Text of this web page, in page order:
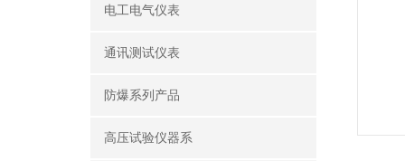
电工电气仪表
通讯测试仪表
防爆系列产品
高压试验仪器系